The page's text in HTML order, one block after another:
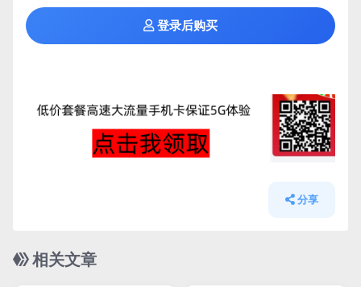
登录后购买
分享
相关文章